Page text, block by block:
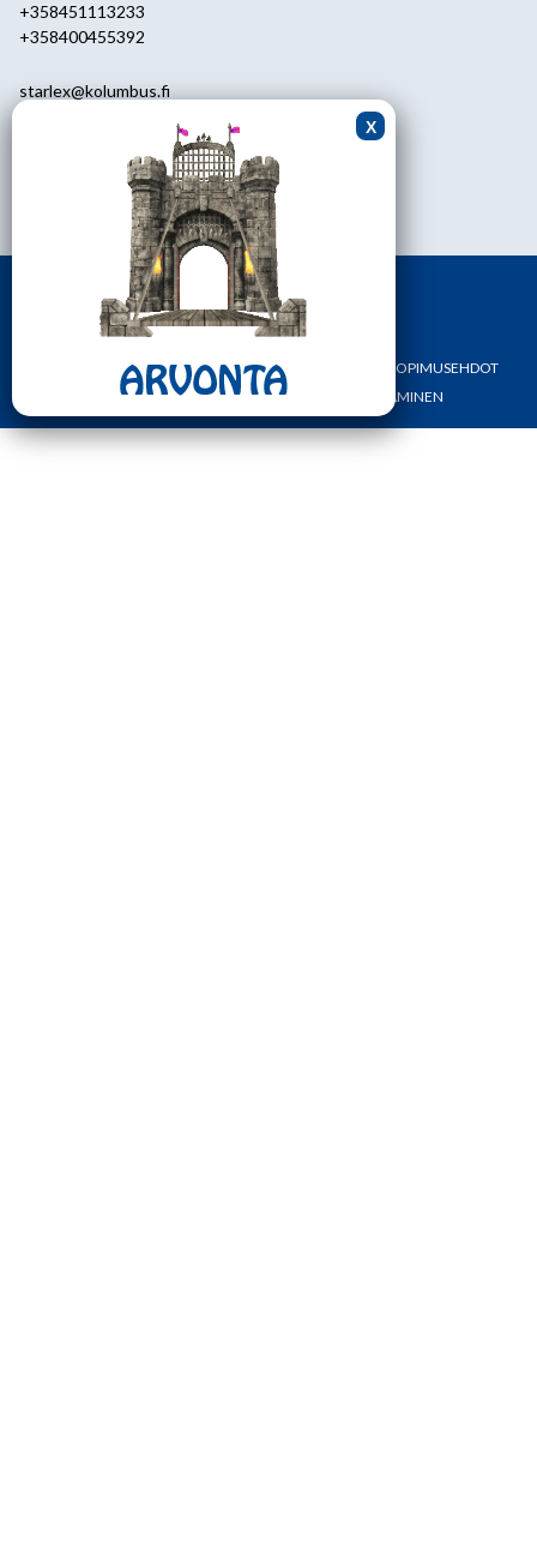
+358451113233
+358400455392
starlex@kolumbus.fi
ark.klo 08.30-17.00
YHTEYSTIEDOT OMA TILI
TILAUS- JA SOPIMUSEHDOT
REKISTERI- JA TIETOSUOJASELOSTE
MAKSAMINEN